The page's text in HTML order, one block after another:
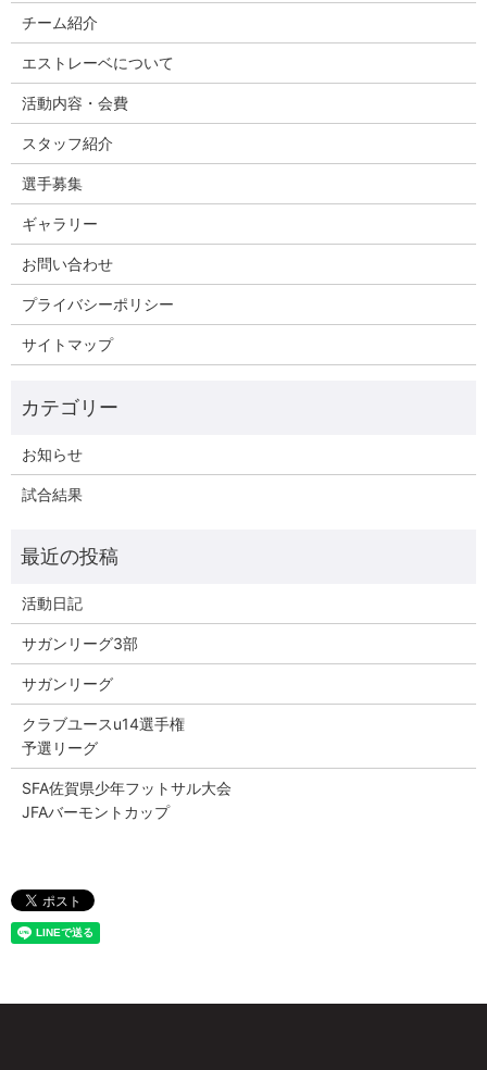
チーム紹介
エストレーベについて
活動内容・会費
スタッフ紹介
選手募集
ギャラリー
お問い合わせ
プライバシーポリシー
サイトマップ
お知らせ
試合結果
活動日記
サガンリーグ3部
サガンリーグ
クラブユースu14選手権
予選リーグ
SFA佐賀県少年フットサル大会
JFAバーモントカップ